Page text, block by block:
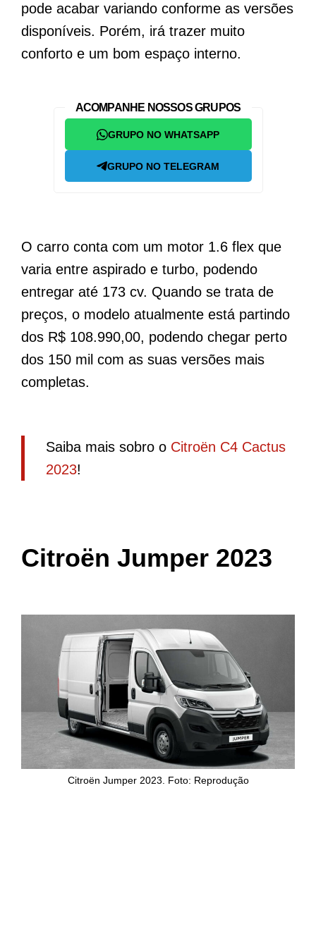
pode acabar variando conforme as versões
disponíveis. Porém, irá trazer muito
conforto e um bom espaço interno.
ACOMPANHE NOSSOS GRUPOS
GRUPO NO WHATSAPP
GRUPO NO TELEGRAM
O carro conta com um motor 1.6 flex que
varia entre aspirado e turbo, podendo
entregar até 173 cv. Quando se trata de
preços, o modelo atualmente está partindo
dos R$ 108.990,00, podendo chegar perto
dos 150 mil com as suas versões mais
completas.
Saiba mais sobro o Citroën C4 Cactus
2023!
Citroën Jumper 2023
Citroën Jumper 2023. Foto: Reprodução